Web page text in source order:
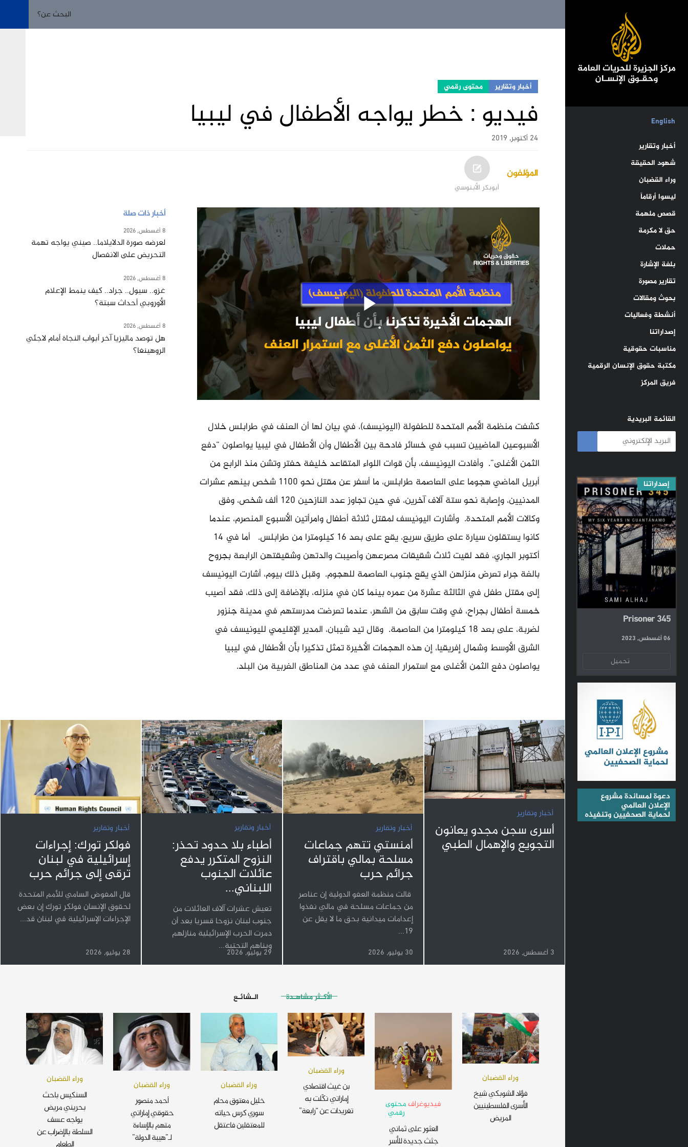
English
أخبار وتقارير
شهود الحقيقة
وراء القضبان
ليسوا أرقاماً
قصص ملهمة
حق لا مكرمة
حملات
بلغة الإشارة
تقارير مصورة
بحوث ومقالات
أنشطة وفعاليات
إصداراتنا
مناسبات حقوقية
مكتبة حقوق الإنسان الرقمية
فريق المركز
القائمة البريدية
إصداراتنا
Prisoner 345
06 أغسطس, 2023
تحميل
أخبار وتقارير محتوى رقمي
فيديو : خطر يواجه الأطفال في ليبيا
24 أكتوبر, 2019
المؤلفون
أبوبكر الأبنوسي
كشفت منظمة الأمم المتحدة للطفولة (اليونيسف)، في بيان لها أن العنف في طرابلس خلال
الأسبوعين الماضيين تسبب في خسائر فادحة بين الأطفال وأن الأطفال في ليبيا يواصلون “دفع
الثمن الأغلى”. وأفادت اليونيسف، بأن قوات اللواء المتقاعد خليفة حفتر وتشن منذ الرابع من
أبريل الماضي هجوما على العاصمة طرابلس، ما أسفر عن مقتل نحو 1100 شخص بينهم عشرات
المدنيين، وإصابة نحو ستة آلاف آخرين، في حين تجاوز عدد النازحين 120 ألف شخص، وفق
وكالات الأمم المتحدة. وأشارت اليونيسف لمقتل ثلاثة أطفال وامرأتين الأسبوع المنصرم، عندما
كانوا يستقلون سيارة على طريق سريع، يقع على بعد 16 كيلومترا من طرابلس. أما في 14
أكتوبر الجاري، فقد لقيت ثلاث شقيقات مصرعهن وأصيبت والدتهن وشقيقتهن الرابعة بجروح
بالغة جراء تعرض منزلهن الذي يقع جنوب العاصمة للهجوم. وقبل ذلك بيوم، أشارت اليونيسف
إلى مقتل طفل في الثالثة عشرة من عمره بينما كان في منزله، بالإضافة إلى ذلك، فقد أصيب
خمسة أطفال بجراح، في وقت سابق من الشهر، عندما تعرضت مدرستهم في مدينة جنزور
لضربة، على بعد 18 كيلومترا من العاصمة. وقال تيد شيبان، المدير الإقليمي لليونيسف في
الشرق الأوسط وشمال إفريقيا، إن هذه الهجمات الأخيرة تمثل تذكيرا بأن الأطفال في ليبيا
يواصلون دفع الثمن الأغلى مع استمرار العنف في عدد من المناطق الغربية من البلد.
أخبار ذات صلة
8 أغسطس, 2026
لعرضه صورة الدلايلاما.. صيني يواجه تهمة
التحريض على الانفصال
8 أغسطس, 2026
غزو.. سيول.. جراد.. كيف ينمط الإعلام
الأوروبي أحداث سبتة؟
8 أغسطس, 2026
هل توصد ماليزيا آخر أبواب النجاة أمام لاجئي
الروهينغا؟
أخبار وتقارير
أسرى سجن مجدو يعانون
التجويع والإهمال الطبي
3 أغسطس, 2026
أخبار وتقارير
أمنستي تتهم جماعات
مسلحة بمالي باقتراف
جرائم حرب
قالت منظمة العفو الدولية إن عناصر
من جماعات مسلحة في مالي نفذوا
إعدامات ميدانية بحق ما لا يقل عن
19...
30 يوليو, 2026
أخبار وتقارير
أطباء بلا حدود تحذر:
النزوح المتكرر يدفع
عائلات الجنوب
اللبناني...
تعيش عشرات آلاف العائلات من
جنوب لبنان نزوحا قسريا بعد أن
دمرت الحرب الإسرائيلية منازلهم
وبناهم التحتية...
29 يوليو, 2026
أخبار وتقارير
فولكر تورك: إجراءات
إسرائيلية في لبنان
ترقى إلى جرائم حرب
قال المفوض السامي للأمم المتحدة
لحقوق الإنسان فولكر تورك إن بعض
الإجراءات الإسرائيلية في لبنان قد...
28 يوليو, 2026
الأكـثر مشاهـدة الـشائـع
وراء القضبان
فؤاد الشوبكي شيخ
الأسرى الفلسطينيين
المريض
فيديوغرافمحتوى
رقمي
العثور على ثماني
جثث جديدة للأسر
وراء القضبان
بن غيث اقتصادي
إماراتي نكّلت به
تغريدات عن “رابعة”
وراء القضبان
خليل معتوق محام
سوري كرس حياته
للمعتقلين فاعتقل
وراء القضبان
أحمد منصور
حقوقي إماراتي
متهم بالإساءة
لـ”هيبة الدولة”
وراء القضبان
السنكيس باحث
بحريني مريض
يواجه عسف
السلطة بالإضراب عن